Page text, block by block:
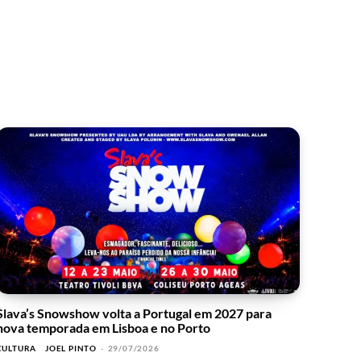
Snowshow volta a Portugal em 2027 para
temporada em Lisboa e no Porto
JOEL PINTO - 29/07/2026